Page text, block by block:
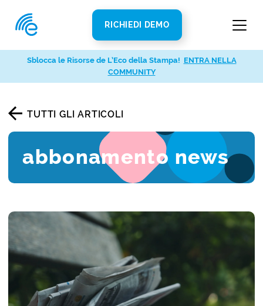
RICHIEDI DEMO
TUTTI GLI ARTICOLI
abbonamento news
Sblocca le Risorse de L’Eco della Stampa! ENTRA NELLA
COMMUNITY